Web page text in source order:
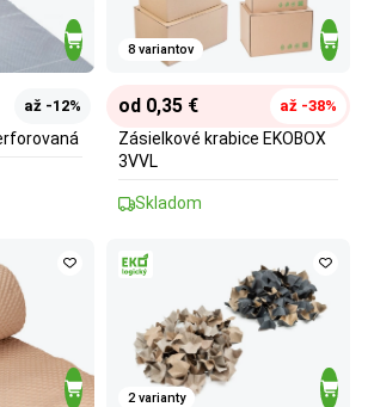
až -12%
8 variantov
od 0,35 € až -38%
Zásielkové krabice EKOBOX
3VVL
Skladom
2 varianty